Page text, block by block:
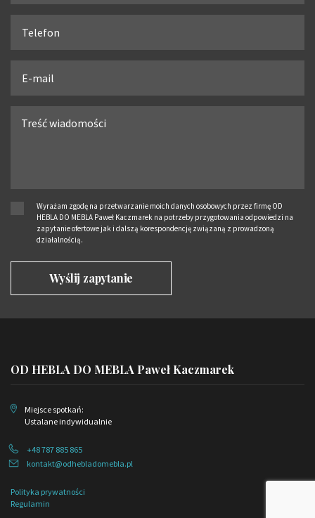
Wyrażam zgodę na przetwarzanie moich danych osobowych przez firmę OD
HEBLA DO MEBLA Paweł Kaczmarek na potrzeby przygotowania odpowiedzi na
zapytanie ofertowe jak i dalszą korespondencję związaną z prowadzoną
działalnością.
OD HEBLA DO MEBLA Paweł Kaczmarek
Miejsce spotkań:
Ustalane indywidualnie
+48 787 885 865
kontakt@odhebladomebla.pl
Polityka prywatności
Regulamin